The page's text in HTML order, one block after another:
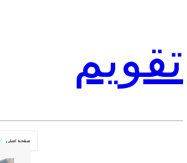
تقویم
صفحه اصلی